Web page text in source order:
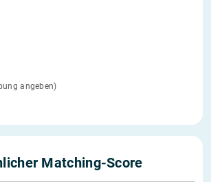
angeben)
Matching-Score